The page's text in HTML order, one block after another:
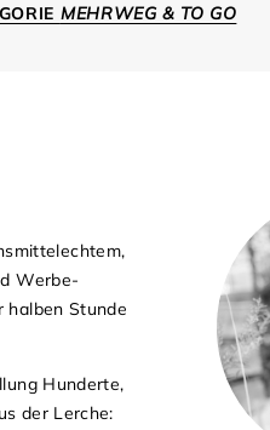
MEHRWEG & TO GO
Werbe-
halben Stunde
Hunderte,
der Lerche: